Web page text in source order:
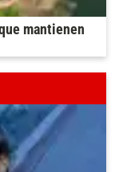
mantienen